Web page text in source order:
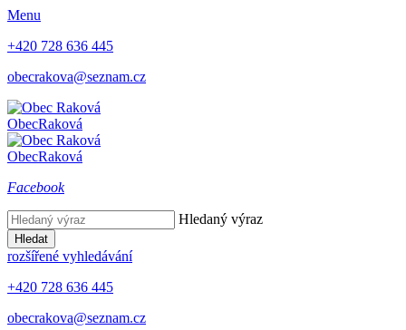
Menu
+420 728 636 445
obecrakova@seznam.cz
ObecRaková
ObecRaková
Facebook
Hledaný výraz
Hledat
rozšířené vyhledávání
+420 728 636 445
obecrakova@seznam.cz